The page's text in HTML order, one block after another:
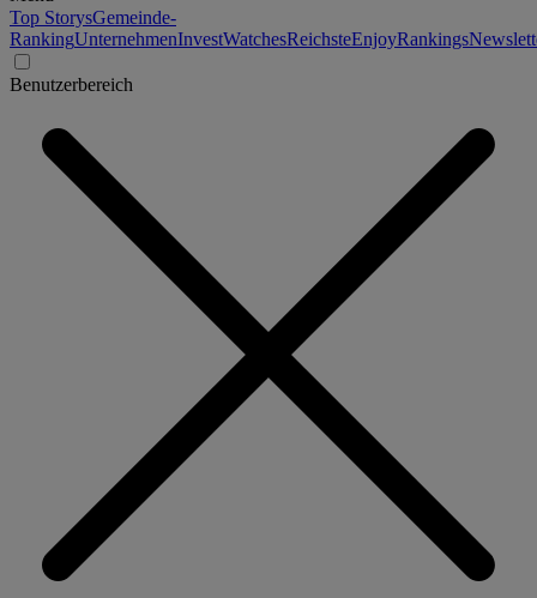
Top StorysGemeinde-
RankingUnternehmenInvestWatchesReichsteEnjoyRankings
Benutzerbereich